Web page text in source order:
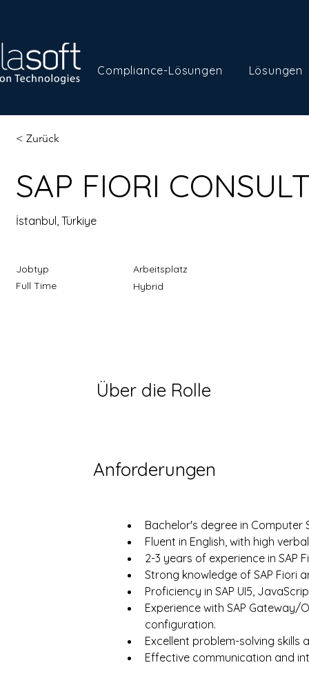
Compliance-Lösungen Lösungen
< Zurück
SAP FIORI
İstanbul, Türkiye
Jobtyp
Full Time
Arbeitsplatz
Hybrid
Über die Rolle
Anforderungen
Bachelor's degree in Computer
Fluent in English, with high
2-3 years of experience in SAP
Strong knowledge of SAP Fiori
Proficiency in SAP UI5,
Experience with SAP Gateway/
configuration.
Excellent problem-solving skills
Effective communication and